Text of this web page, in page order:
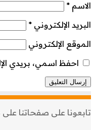
الاسم *
البريد الإلكتروني *
الموقع الإلكتروني
احفظ اسمي، بريدي
تابعونا على صفحاتنا